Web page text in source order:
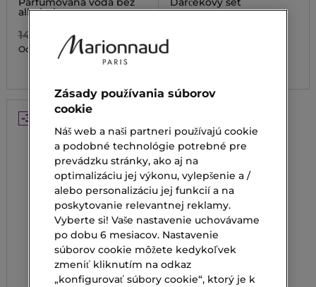
alkoholu
143,00 €
Od 100,10 €
-30%
Zásady používania súborov
cookie
Náš web a naši partneri používajú cookie
a podobné technológie potrebné pre
prevádzku stránky, ako aj na
optimalizáciu jej výkonu, vylepšenie a /
alebo personalizáciu jej funkcií a na
poskytovanie relevantnej reklamy.
Vyberte si! Vaše nastavenie uchovávame
po dobu 6 mesiacov. Nastavenie
súborov cookie môžete kedykoľvek
zmeniť kliknutím na odkaz
„konfigurovať súbory cookie“, ktorý je k